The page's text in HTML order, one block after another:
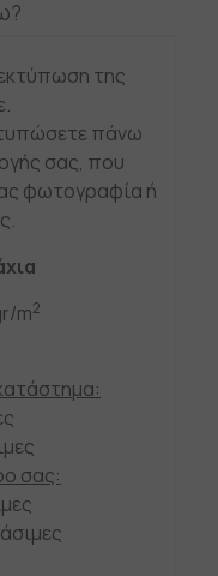
της
πάνω
σας, που
φωτογραφία ή
m2
σας: